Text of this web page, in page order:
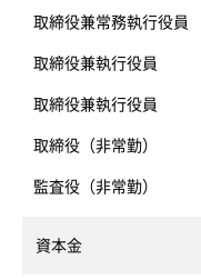
取締役兼常務執行役員
取締役兼執行役員
取締役兼執行役員
取締役（非常勤）
監査役（非常勤）
資本金